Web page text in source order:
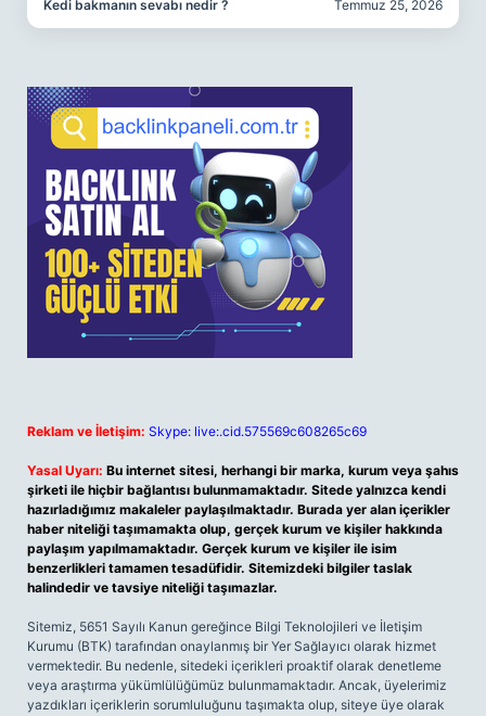
Kedi bakmanın sevabı nedir ? Temmuz 25, 2026
Reklam ve İletişim: Skype: live:.cid.575569c608265c69
Yasal Uyarı: Bu internet sitesi, herhangi bir marka, kurum veya şahıs
şirketi ile hiçbir bağlantısı bulunmamaktadır. Sitede yalnızca kendi
hazırladığımız makaleler paylaşılmaktadır. Burada yer alan içerikler
haber niteliği taşımamakta olup, gerçek kurum ve kişiler hakkında
paylaşım yapılmamaktadır. Gerçek kurum ve kişiler ile isim
benzerlikleri tamamen tesadüfidir. Sitemizdeki bilgiler taslak
halindedir ve tavsiye niteliği taşımazlar.
Sitemiz, 5651 Sayılı Kanun gereğince Bilgi Teknolojileri ve İletişim
Kurumu (BTK) tarafından onaylanmış bir Yer Sağlayıcı olarak hizmet
vermektedir. Bu nedenle, sitedeki içerikleri proaktif olarak denetleme
veya araştırma yükümlülüğümüz bulunmamaktadır. Ancak, üyelerimiz
yazdıkları içeriklerin sorumluluğunu taşımakta olup, siteye üye olarak